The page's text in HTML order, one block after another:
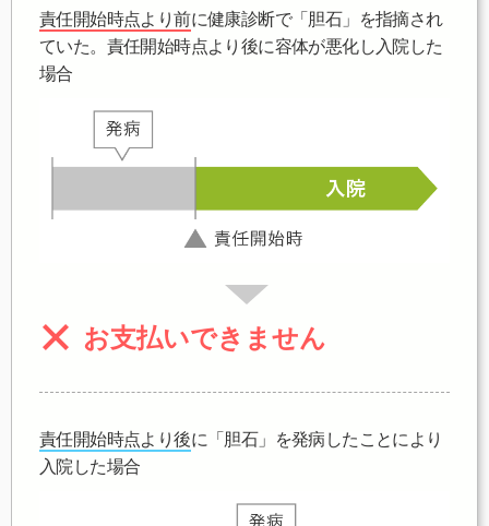
責任開始時点より前に健康診断で「胆石」を指摘され
ていた。責任開始時点より後に容体が悪化し入院した
場合
お支払いできません
責任開始時点より後に「胆石」を発病したことにより
入院した場合